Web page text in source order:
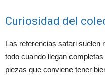
Curiosidad del
Las referencias safari suelen
todo cuando llegan
piezas que conviene tener